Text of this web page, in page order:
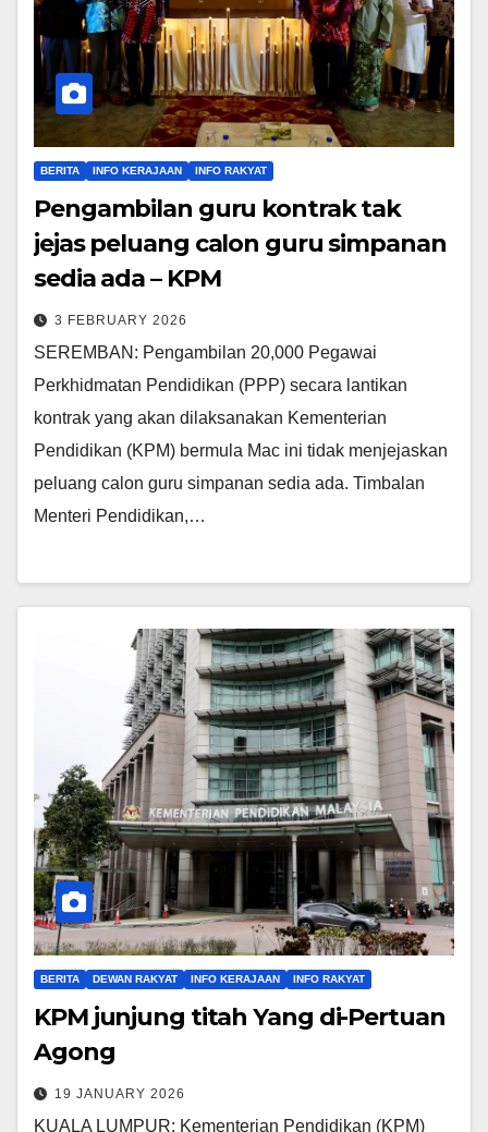
BERITA INFO KERAJAAN INFO RAKYAT
Pengambilan guru kontrak tak
jejas peluang calon guru simpanan
sedia ada – KPM
3 FEBRUARY 2026
SEREMBAN: Pengambilan 20,000 Pegawai
Perkhidmatan Pendidikan (PPP) secara lantikan
kontrak yang akan dilaksanakan Kementerian
Pendidikan (KPM) bermula Mac ini tidak menjejaskan
peluang calon guru simpanan sedia ada. Timbalan
Menteri Pendidikan,…
BERITA DEWAN RAKYAT INFO KERAJAAN INFO RAKYAT
KPM junjung titah Yang di-Pertuan
Agong
19 JANUARY 2026
KUALA LUMPUR: Kementerian Pendidikan (KPM)